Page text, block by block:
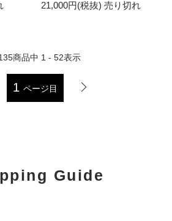
21,000円(税抜) 売り切れ
商品中 1 - 52表示
1 ページ目
Guide